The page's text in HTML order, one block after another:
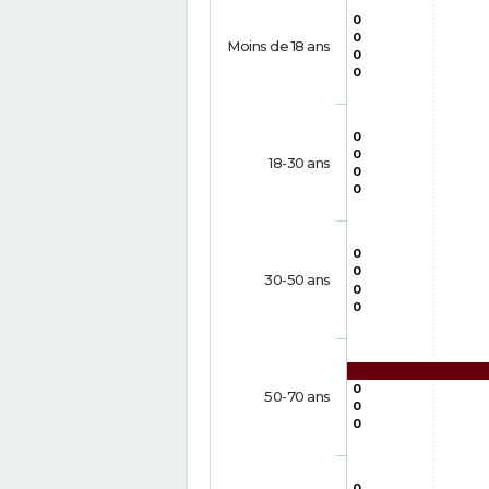
0
0
0
0
0
0
0
0
0
0
0
0
0
0
0
Moins de 18 ans
18-30 ans
30-50 ans
50-70 ans